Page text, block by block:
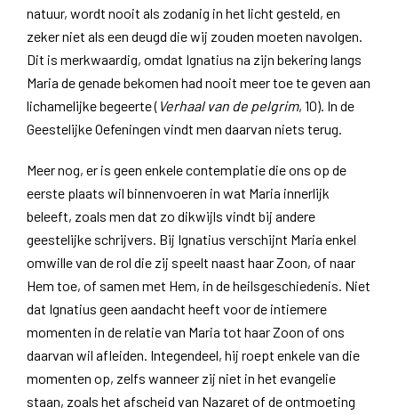
natuur, wordt nooit als zodanig in het licht gesteld, en
zeker niet als een deugd die wij zouden moeten navolgen.
Dit is merkwaardig, omdat Ignatius na zijn bekering langs
Maria de genade bekomen had nooit meer toe te geven aan
lichamelijke begeerte ( Verhaal van de pelgrim, 10). In de
Geestelijke Oefeningen vindt men daarvan niets terug.
Meer nog, er is geen enkele contemplatie die ons op de
eerste plaats wil binnenvoeren in wat Maria innerlijk
beleeft, zoals men dat zo dikwijls vindt bij andere
geestelijke schrijvers. Bij Ignatius verschijnt Maria enkel
omwille van de rol die zij speelt naast haar Zoon, of naar
Hem toe, of samen met Hem, in de heilsgeschiedenis. Niet
dat Ignatius geen aandacht heeft voor de intiemere
momenten in de relatie van Maria tot haar Zoon of ons
daarvan wil afleiden. Integendeel, hij roept enkele van die
momenten op, zelfs wanneer zij niet in het evangelie
staan, zoals het afscheid van Nazaret of de ontmoeting